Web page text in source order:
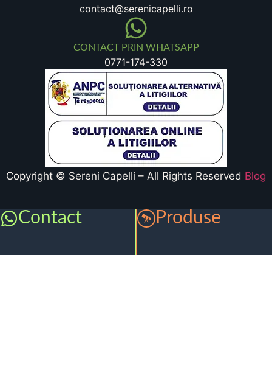
contact@serenicapelli.ro
CONTACT PRIN WHATSAPP
0771-174-330
Copyright © Sereni Capelli – All Rights Reserved Blog
Contact Produse